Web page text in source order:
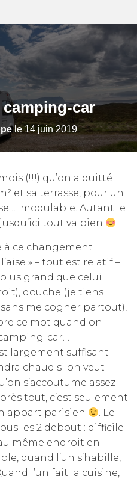
car
le14 juin 2019
(!!!) qu’on a quitté
et sa terrasse, pour un
… modulable. Autant le
tout va bien
.
à ce changement
» – tout est relatif –
grand que celui
douche (je tiens
me cogner partout),
ce mot quand on
car… –
largement suffisant
chaud si on veut
s’accoutume assez
tout, c’est seulement
appart parisien
. Le
les 2 debout : difficile
même endroit en
quand l’un s’habille,
l’un fait la cuisine,